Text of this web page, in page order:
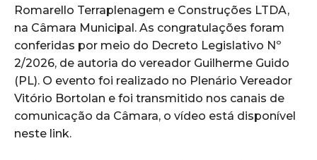
Romarello Terraplenagem e Construções LTDA,
na Câmara Municipal. As congratulações foram
conferidas por meio do Decreto Legislativo Nº
2/2026, de autoria do vereador Guilherme Guido
(PL). O evento foi realizado no Plenário Vereador
Vitório Bortolan e foi transmitido nos canais de
comunicação da Câmara, o vídeo está disponível
neste link.